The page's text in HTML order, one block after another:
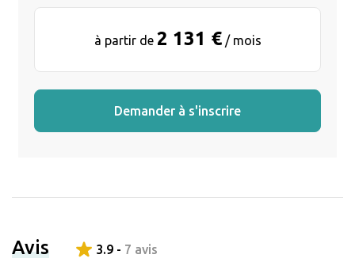
à partir de 2 131 €/ mois
Demander à s'inscrire
Avis 3.9 - 7 avis